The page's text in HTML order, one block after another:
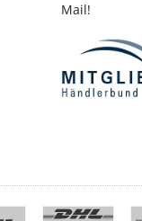
Mail!